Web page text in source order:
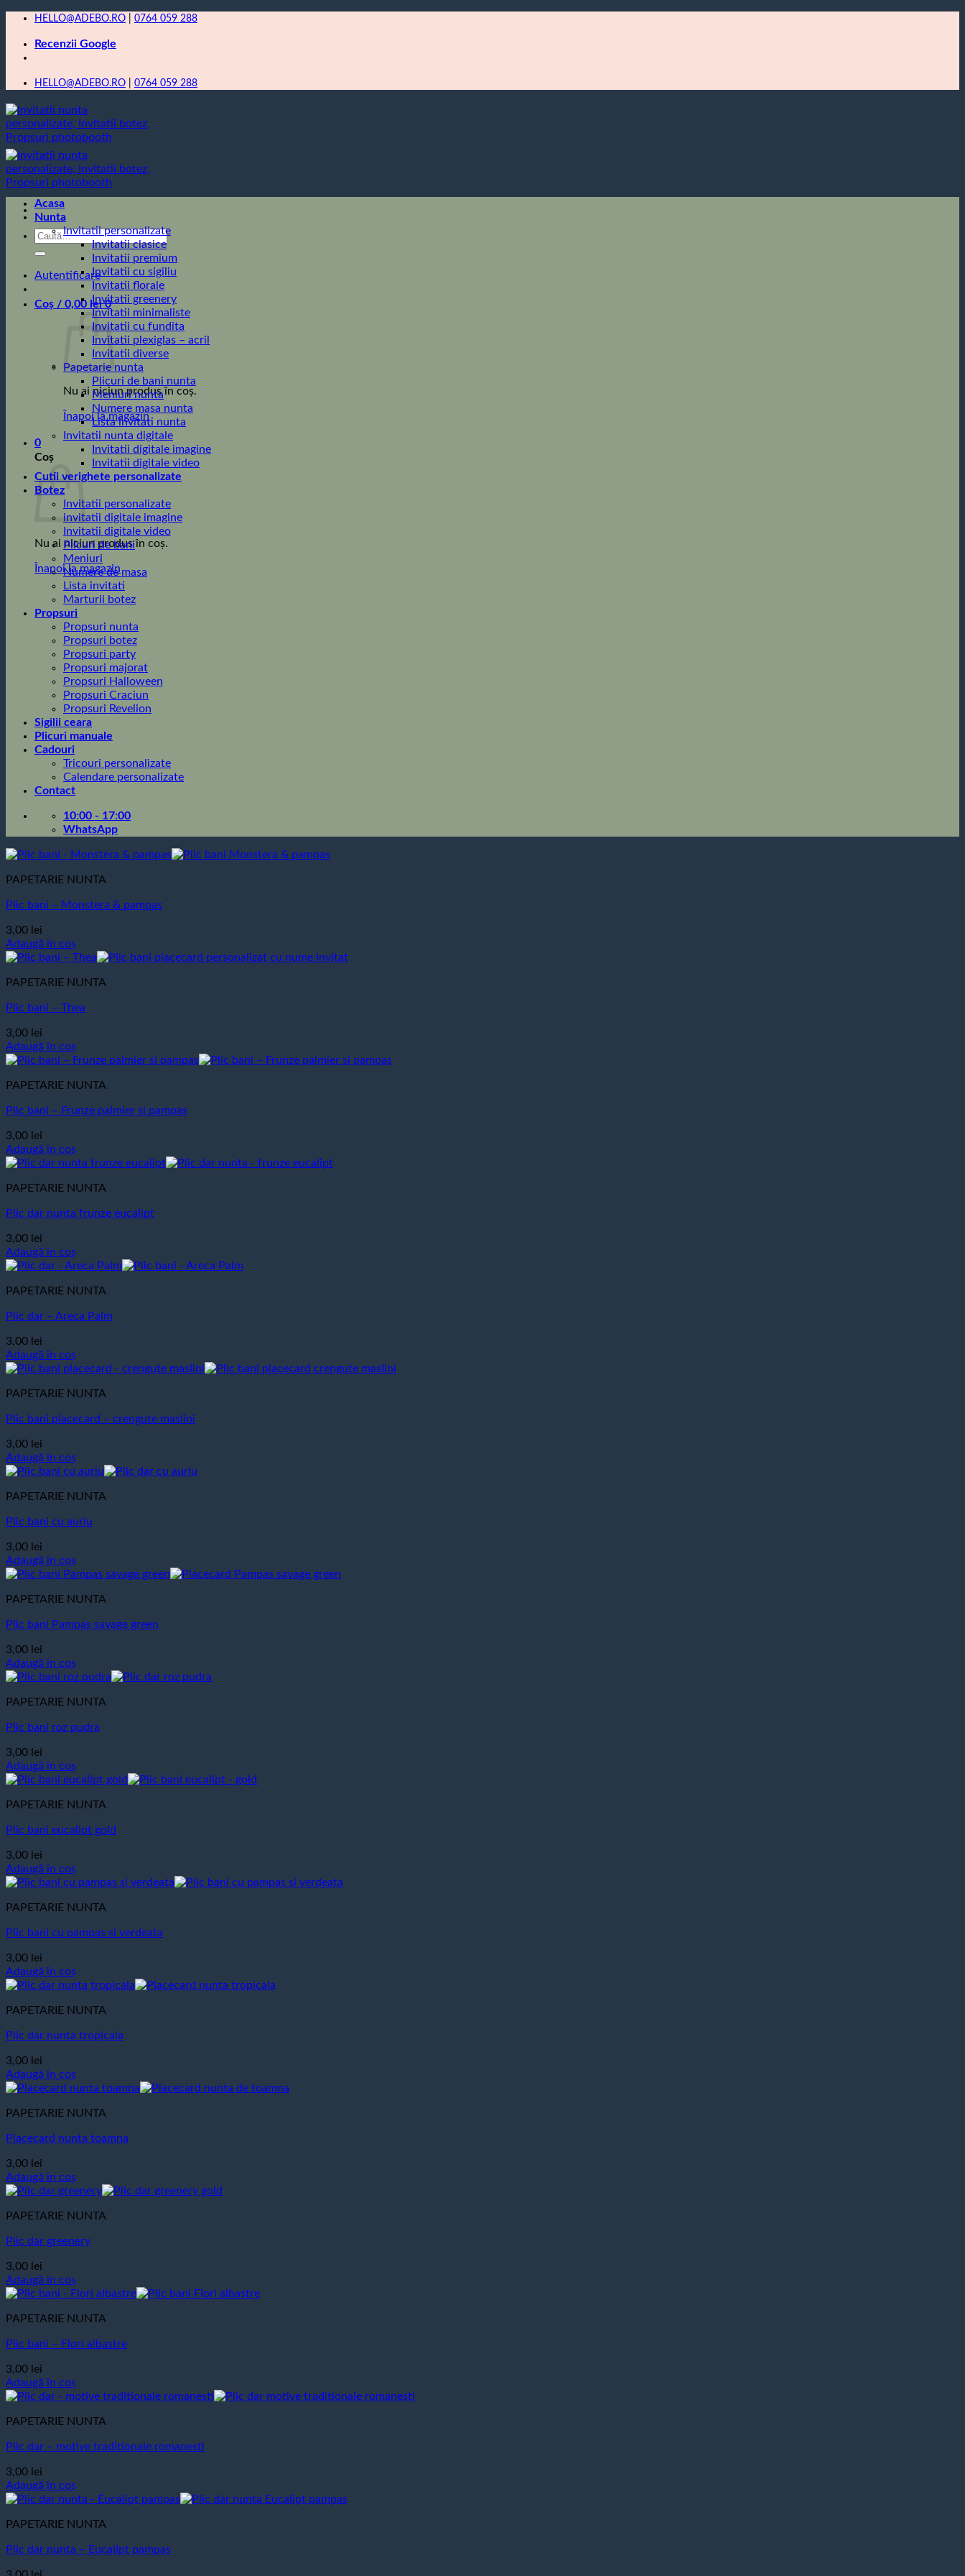
Skip
content
HELLO@ADEBO.RO 0764 059 288
Recenzii Google
HELLO@ADEBO.RO 0764 059 288
Caută
Autentificare
Coș / 0,00 lei 0
Nu ai niciun produs în coș.
Înapoi la magazin
0
Coș
Nu ai niciun produs în coș.
Înapoi la magazin
Acasa
Nunta
Invitatii personalizate
Invitatii clasice
Invitatii premium
Invitatii cu sigiliu
Invitatii florale
Invitatii greenery
Invitatii minimaliste
Invitatii cu fundita
Invitatii plexiglas – acril
Invitatii diverse
Papetarie nunta
Plicuri de bani nunta
Meniuri nunta
Numere masa nunta
Lista invitati nunta
Invitatii nunta digitale
Invitatii digitale imagine
Invitatii digitale video
Cutii verighete personalizate
Botez
Invitatii personalizate
invitatii digitale imagine
Invitatii digitale video
Plicuri de bani
Meniuri
Numere de masa
Lista invitati
Marturii botez
Propsuri
Propsuri nunta
Propsuri botez
Propsuri party
Propsuri majorat
Propsuri Halloween
Propsuri Craciun
Propsuri Revelion
Sigilii ceara
Plicuri manuale
Cadouri
Tricouri personalizate
Calendare personalizate
Contact
10:00 - 17:00
WhatsApp
PAPETARIE NUNTA
Plic bani – Monstera & pampas
3,00 lei
Adaugă în coș
PAPETARIE NUNTA
Plic bani – Thea
3,00 lei
Adaugă în coș
PAPETARIE NUNTA
Plic bani – Frunze palmier si pampas
3,00 lei
Adaugă în coș
PAPETARIE NUNTA
Plic dar nunta frunze eucalipt
3,00 lei
Adaugă în coș
PAPETARIE NUNTA
Plic dar – Areca Palm
3,00 lei
Adaugă în coș
PAPETARIE NUNTA
Plic bani placecard – crengute maslini
3,00 lei
Adaugă în coș
PAPETARIE NUNTA
Plic bani cu auriu
3,00 lei
Adaugă în coș
PAPETARIE NUNTA
Plic bani Pampas savage green
3,00 lei
Adaugă în coș
PAPETARIE NUNTA
Plic bani roz pudra
3,00 lei
Adaugă în coș
PAPETARIE NUNTA
Plic bani eucalipt gold
3,00 lei
Adaugă în coș
PAPETARIE NUNTA
Plic bani cu pampas si verdeata
3,00 lei
Adaugă în coș
PAPETARIE NUNTA
Plic dar nunta tropicala
3,00 lei
Adaugă în coș
PAPETARIE NUNTA
Placecard nunta toamna
3,00 lei
Adaugă în coș
PAPETARIE NUNTA
Plic dar greenery
3,00 lei
Adaugă în coș
PAPETARIE NUNTA
Plic bani – Flori albastre
3,00 lei
Adaugă în coș
PAPETARIE NUNTA
Plic dar – motive traditionale romanesti
3,00 lei
Adaugă în coș
PAPETARIE NUNTA
Plic dar nunta – Eucalipt pampas